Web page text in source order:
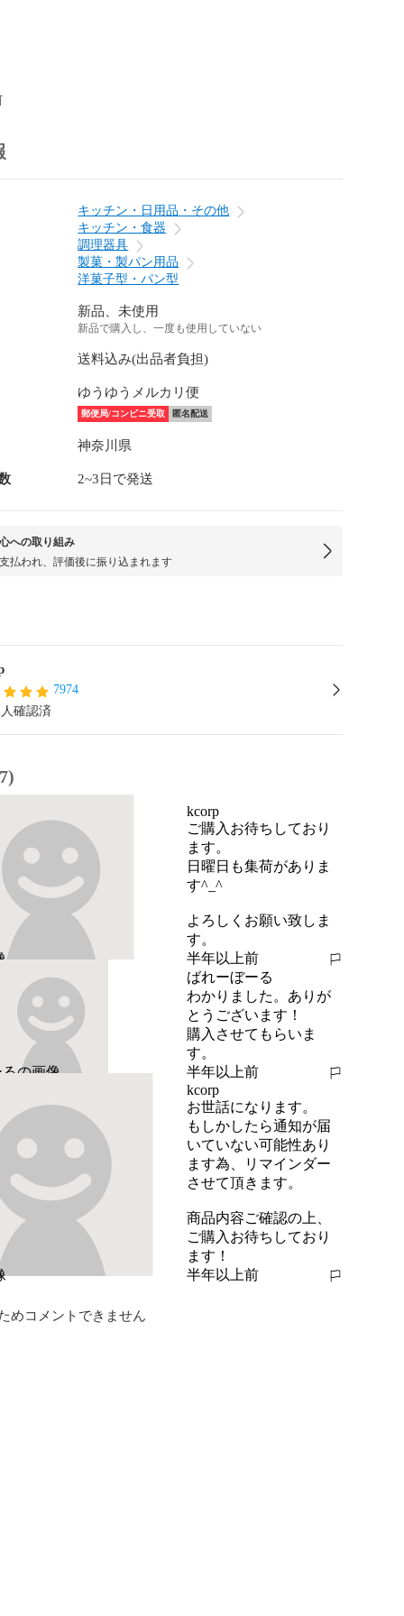
キッチン・日用品・その他
キッチン・食器
調理器具
製菓・製パン用品
洋菓子型・パン型
新品、未使用
新品で購入し、一度も使用していない
送料込み(出品者負担)
ゆうゆうメルカリ便
郵便局/コンビニ受取 匿名配送
神奈川県
2~3日で発送
への取り組み
払われ、評価後に振り込まれます
7974
確認済
kcorp
ご購入お待ちしており
ます。
日曜日も集荷がありま
す^_^
よろしくお願い致しま
す。
半年以上前
報告する
ばれーぼーる
わかりました。ありが
とうございます！
購入させてもらいま
す。
半年以上前
報告する
kcorp
お世話になります。
もしかしたら通知が届
いていない可能性あり
ます為、リマインダー
させて頂きます。
商品内容ご確認の上、
ご購入お待ちしており
ます！
半年以上前
報告する
めコメントできません